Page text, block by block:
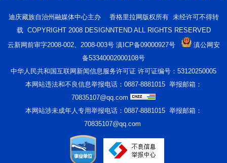
迪庆藏族自治州融媒体中心主办 香格里拉网版权所有 未经许可不得转
载 COPYRIGHT 2008 DESIGNNTEND ALL RIGHTS RESERVED
云新网前审字2008-002、2008-003号 滇ICP备09000927号
滇公网安
备53340002000108号
中华人民共和国互联网新闻信息服务许可证 许可证编号：53120250005
本网站违法和不良信息举报电话：0887-8881015 举报邮箱：
70835107@qq.com
本网站涉未成年人专用举报电话：0887-8881015 举报邮箱：
70835107@qq.com